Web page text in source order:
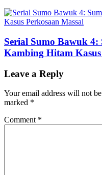
Serial Sumo Bawuk
Kambing Hitam Kasus
Leave a Reply
Your email address will not
marked *
Comment *